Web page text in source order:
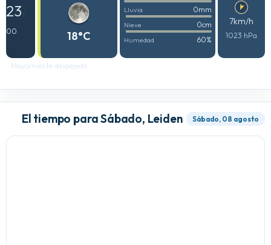
23 :
00
18°C
Lluvia 0mm
Nieve 0cm
Humedad 60%
7km/h
1023 hPa
Mayormente despejado
El tiempo para Sábado, Leiden Sábado, 08 agosto